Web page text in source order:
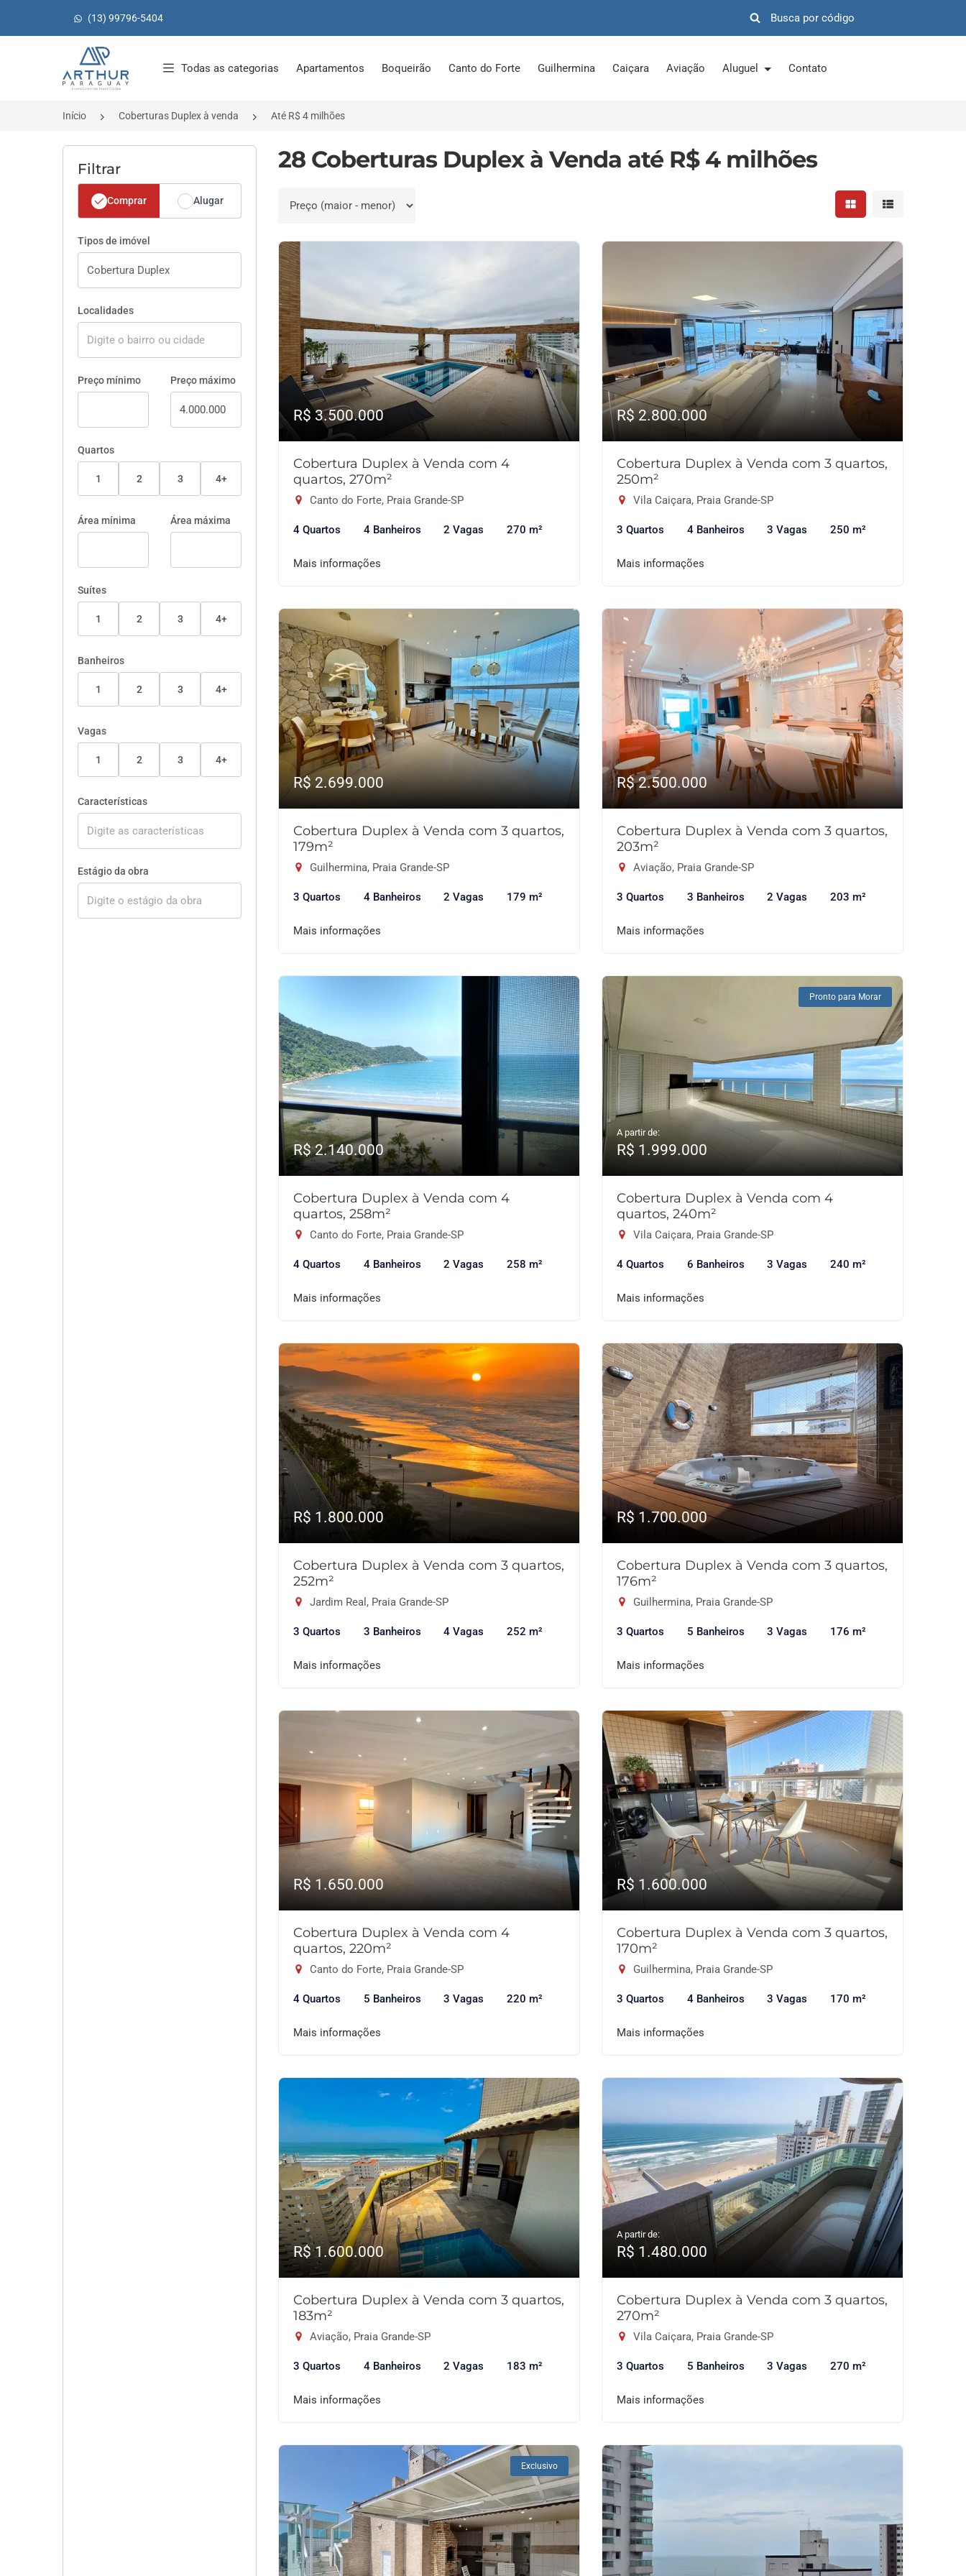
(13) 99796-5404
Página inicial
Todas as categorias Apartamentos Boqueirão Canto do Forte Guilhermina Caiçara Aviação Aluguel Contato
Início Coberturas Duplex à venda Até R$ 4 milhões
Filtrar
Comprar Alugar
Tipos de imóvel
Localidades
Preço mínimo Preço máximo
Quartos
1 2 3 4+
Área mínima Área máxima
Suítes
1 2 3 4+
Banheiros
1 2 3 4+
Vagas
1 2 3 4+
Características
Estágio da obra
28 Coberturas Duplex à Venda até R$ 4 milhões
Ordenar por Mostrar resultados em
Mostrar
R$ 3.500.000
Cobertura Duplex à Venda com 4
quartos, 270m²
Canto do Forte, Praia Grande-SP
4 Quartos 4 Banheiros 2 Vagas 270 m²
Mais informações
R$ 2.800.000
Cobertura Duplex à Venda com 3 quartos,
250m²
Vila Caiçara, Praia Grande-SP
3 Quartos 4 Banheiros 3 Vagas 250 m²
Mais informações
R$ 2.699.000
Cobertura Duplex à Venda com 3 quartos,
179m²
Guilhermina, Praia Grande-SP
3 Quartos 4 Banheiros 2 Vagas 179 m²
Mais informações
R$ 2.500.000
Cobertura Duplex à Venda com 3 quartos,
203m²
Aviação, Praia Grande-SP
3 Quartos 3 Banheiros 2 Vagas 203 m²
Mais informações
R$ 2.140.000
Cobertura Duplex à Venda com 4
quartos, 258m²
Canto do Forte, Praia Grande-SP
4 Quartos 4 Banheiros 2 Vagas 258 m²
Mais informações
Pronto para Morar
A partir de:
R$ 1.999.000
Cobertura Duplex à Venda com 4
quartos, 240m²
Vila Caiçara, Praia Grande-SP
4 Quartos 6 Banheiros 3 Vagas 240 m²
Mais informações
R$ 1.800.000
Cobertura Duplex à Venda com 3 quartos,
252m²
Jardim Real, Praia Grande-SP
3 Quartos 3 Banheiros 4 Vagas 252 m²
Mais informações
R$ 1.700.000
Cobertura Duplex à Venda com 3 quartos,
176m²
Guilhermina, Praia Grande-SP
3 Quartos 5 Banheiros 3 Vagas 176 m²
Mais informações
R$ 1.650.000
Cobertura Duplex à Venda com 4
quartos, 220m²
Canto do Forte, Praia Grande-SP
4 Quartos 5 Banheiros 3 Vagas 220 m²
Mais informações
R$ 1.600.000
Cobertura Duplex à Venda com 3 quartos,
170m²
Guilhermina, Praia Grande-SP
3 Quartos 4 Banheiros 3 Vagas 170 m²
Mais informações
R$ 1.600.000
Cobertura Duplex à Venda com 3 quartos,
183m²
Aviação, Praia Grande-SP
3 Quartos 4 Banheiros 2 Vagas 183 m²
Mais informações
A partir de:
R$ 1.480.000
Cobertura Duplex à Venda com 3 quartos,
270m²
Vila Caiçara, Praia Grande-SP
3 Quartos 5 Banheiros 3 Vagas 270 m²
Mais informações
Exclusivo